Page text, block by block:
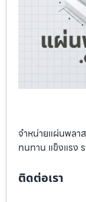
จำหน่ายแผ่นพลา
ทนทาน แข็งแรง
ติดต่อเรา